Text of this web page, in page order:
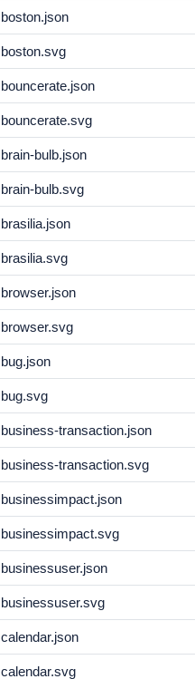
boston.json
boston.svg
bouncerate.json
bouncerate.svg
brain-bulb.json
brain-bulb.svg
brasilia.json
brasilia.svg
browser.json
browser.svg
bug.json
bug.svg
business-transaction.json
business-transaction.svg
businessimpact.json
businessimpact.svg
businessuser.json
businessuser.svg
calendar.json
calendar.svg